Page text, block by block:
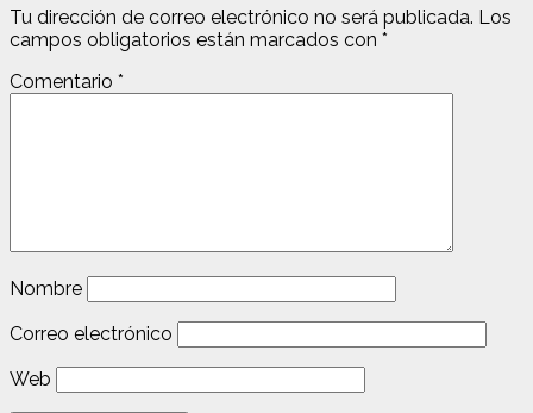
Tu dirección de correo electrónico no será publicada. Los
campos obligatorios están marcados con *
Comentario *
Nombre
Correo electrónico
Web